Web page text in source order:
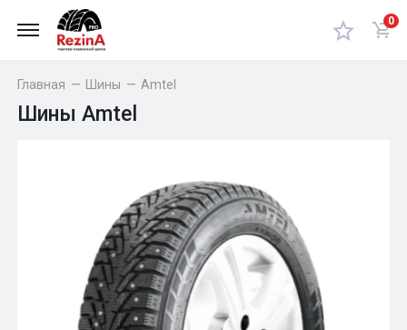
0
Главная — Шины — Amtel
Шины Amtel